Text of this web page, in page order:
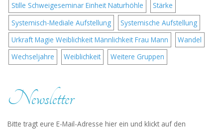
Stille Schweigeseminar Einheit Naturhöhle
Stärke
Systemisch-Mediale Aufstellung
Systemische Aufstellung
Urkraft Magie Weiblichkeit Männlichkeit Frau Mann
Wandel
Wechseljahre
Weiblichkeit Weitere Gruppen
Newsletter
Bitte tragt eure E-Mail-Adresse hier ein und klickt auf den